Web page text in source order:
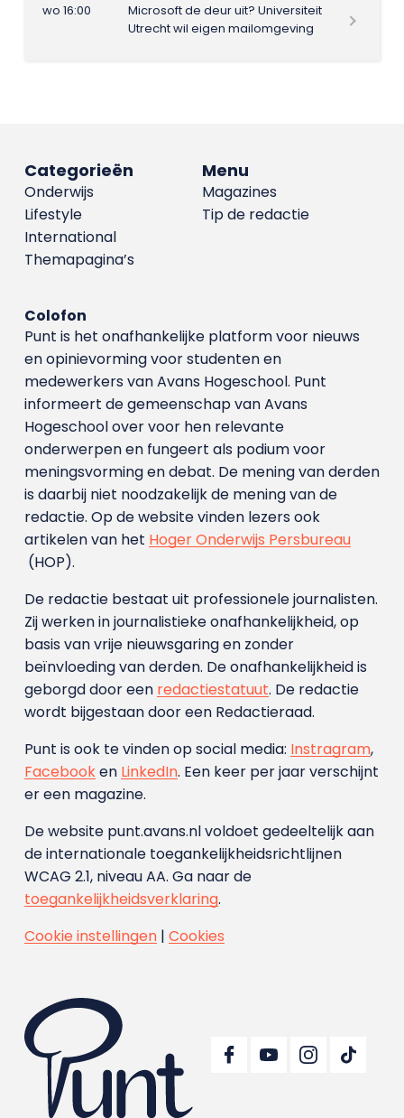
wo 16:00
Microsoft de deur uit? Universiteit
Utrecht wil eigen mailomgeving
Menu
Magazines
Tip de redactie
Categorieën
Onderwijs
Lifestyle
International
Themapagina’s
Colofon
Punt is het onafhankelijke platform voor nieuws
en opinievorming voor studenten en
medewerkers van Avans Hoge­school. Punt
informeert de gemeenschap van Avans
Hogeschool over voor hen relevante
onderwerpen en fungeert als podium voor
meningsvorming en debat. De mening van derden
is daarbij niet noodzakelijk de mening van de
redactie. Op de website vinden lezers ook
artikelen van het Hoger Onderwijs Persbureau
(HOP).
De redactie bestaat uit professionele journalisten.
Zij werken in journalistieke onafhankelijkheid, op
basis van vrije nieuwsgaring en zonder
beïnvloeding van derden. De onafhankelijkheid is
geborgd door een redactiestatuut. De redactie
wordt bijgestaan door een Redactieraad.
Punt is ook te vinden op social media: Instragram,
Facebooken LinkedIn. Een keer per jaar verschijnt
er een magazine.
De website punt.avans.nl voldoet gedeeltelijk aan
de internationale toegankelijkheidsrichtlijnen
WCAG 2.1, niveau AA. Ga naar de
toegankelijkheidsverklaring.
Cookie instellingen| Cookies